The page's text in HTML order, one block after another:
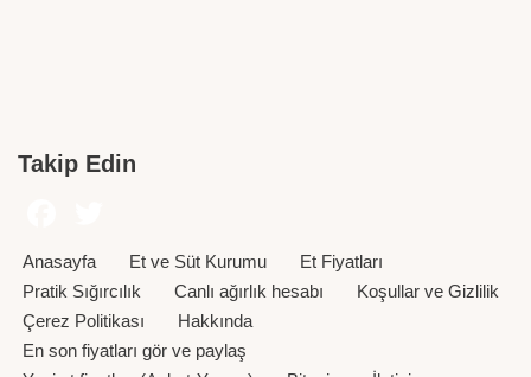
Takip Edin
Anasayfa Et ve Süt Kurumu
Et Fiyatları
Pratik Sığırcılık
Canlı ağırlık hesabı
Koşullar ve Gizlilik
Çerez Politikası
Hakkında
En son fiyatları gör ve paylaş